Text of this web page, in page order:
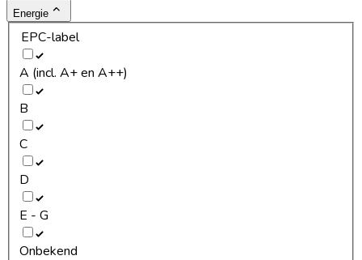
Energie
EPC-label
A (incl. A+ en A++)
B
C
D
E - G
Onbekend